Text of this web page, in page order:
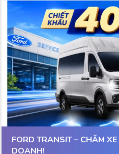
FORD TRANSIT – CHĂM
DOANH!